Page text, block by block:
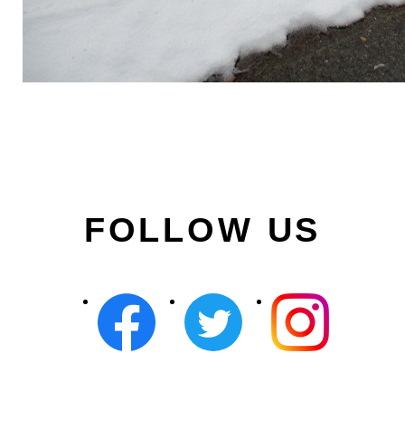
FOLLOW US